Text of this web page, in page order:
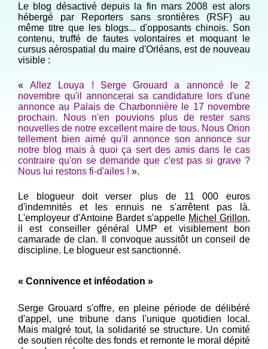
Le blog désactivé depuis la fin mars 2008 est alors
hébergé par Reporters sans srontières (RSF) au
même titre que les blogs... d'opposants chinois. Son
contenu, truffé de fautes volontaires et moquant le
cursus aérospatial du maire d'Orléans, est de nouveau
visible :
«Allez Louya ! Serge Grouard a annoncé le 2
novembre qu'il annoncerai sa candidature lors d'une
annonce au Palais de Charbonnière le 17 novembre
prochain. Nous n'en pouvions plus de rester sans
nouvelles de notre excellent maire de tous. Nous Orion
tellement bien aimé qu'il annonce son annonce sur
notre blog mais à quoi ça sert des amis dans le cas
contraire qu'on se demande que c'est pas si grave ?
Nous lui restons fi-d'ailes ! ».
Le blogueur doit verser plus de 11 000 euros
d'indemnités et les ennuis ne s'arrêtent pas là.
L'employeur d'Antoine Bardet s'appelle Michel Grillon,
il est conseiller général UMP et visiblement bon
camarade de clan. Il convoque aussitôt un conseil de
discipline. Le blogueur est sanctionné.
« Connivence et inféodation »
Serge Grouard s'offre, en pleine période de délibéré
d'appel, une tribune dans l'unique quotidien local.
Mais malgré tout, la solidarité se structure. Un comité
de soutien récolte des fonds et remonte le moral dépité